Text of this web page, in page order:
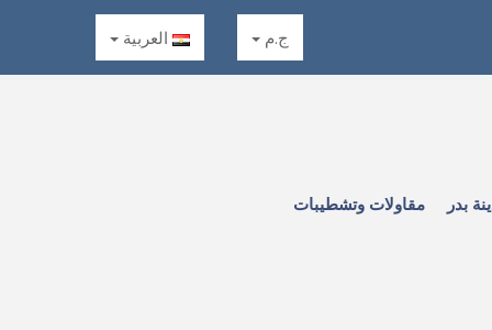
ج.م العربية
بدر مقاولات وتشطيبات